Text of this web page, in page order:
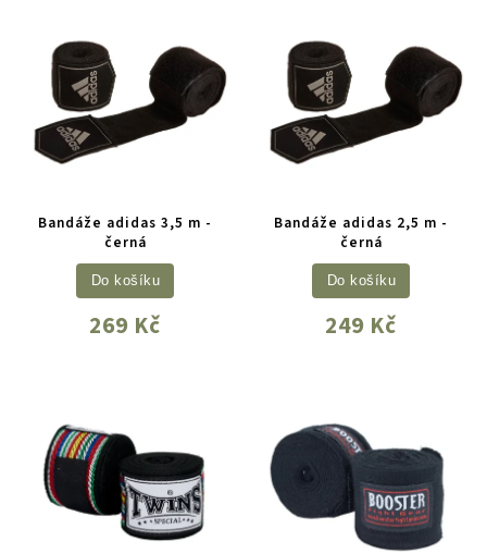
Bandáže adidas 3,5 m -
černá
269 Kč
Do košíku
Bandáže adidas 2,5 m -
černá
249 Kč
Do košíku